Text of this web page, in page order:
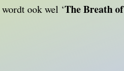
ook wel ‘The Breath of